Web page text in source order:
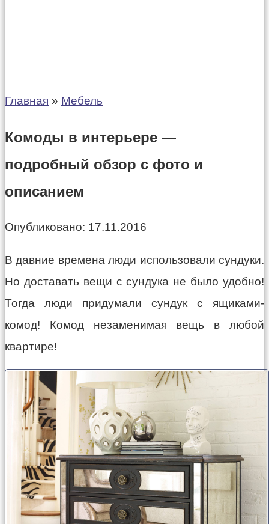
Главная » Мебель
Комоды в интерьере —
подробный обзор с фото и
описанием
Опубликовано: 17.11.2016
В давние времена люди использовали сундуки.
Но доставать вещи с сундука не было удобно!
Тогда люди придумали сундук с ящиками-
комод! Комод незаменимая вещь в любой
квартире!